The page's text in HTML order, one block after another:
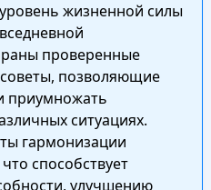
жизненной силы
проверенные
позволяющие
приумножать
ситуациях.
гармонизации
способствует
улучшению